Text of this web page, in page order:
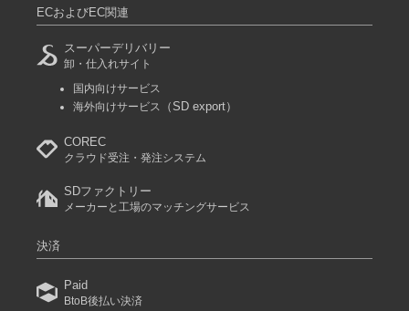
ECおよびEC関連
スーパーデリバリー
卸・仕入れサイト
国内向けサービス
海外向けサービス
（SD export）
COREC
クラウド受注・発注システム
SDファクトリー
メーカーと工場のマッチングサービス
決済
Paid
BtoB後払い決済